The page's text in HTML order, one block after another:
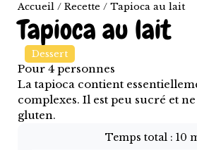
Accueil / Recette / Tapioca au lait
Tapioca au lait
Dessert
Pour 4 personnes
La tapioca contient
complexes. Il est peu sucré et
gluten.
Temps total : 10